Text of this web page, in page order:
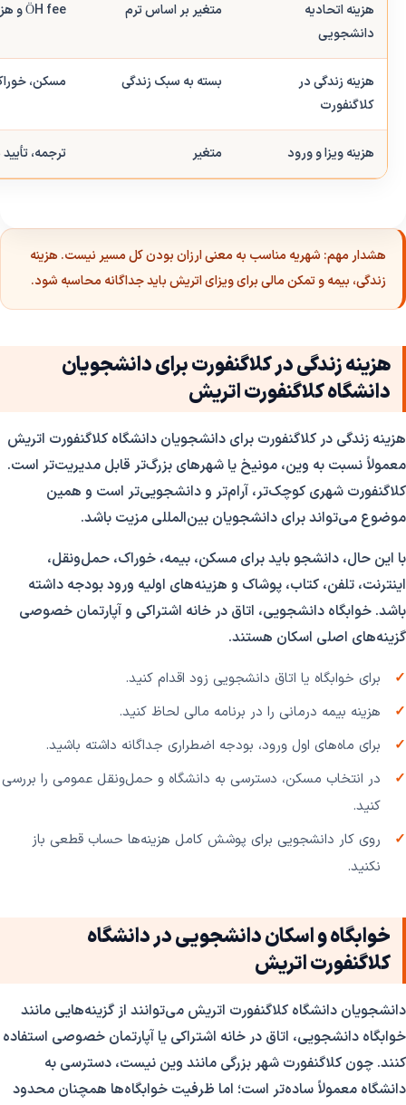
هزینه اتحادیه
دانشجویی
متغیر بر اساس ترم ÖH fee و هزینه‌های مرتبط دانشجویی
هزینه زندگی در
کلاگنفورت
بسته به سبک زندگی مسکن،
هزینه ویزا و ورود متغیر ترجمه،
هشدار مهم: شهریه مناسب به معنی ارزان بودن کل مسیر نیست. هزینه
زندگی، بیمه و تمکن مالی برای ویزای اتریش باید جداگانه محاسبه شود.
هزینه زندگی در کلاگنفورت برای دانشجویان
دانشگاه کلاگنفورت اتریش
هزینه زندگی در کلاگنفورت برای دانشجویان دانشگاه کلاگنفورت اتریش
معمولاً نسبت به وین، مونیخ یا شهرهای بزرگ‌تر قابل مدیریت‌تر است.
کلاگنفورت شهری کوچک‌تر، آرام‌تر و دانشجویی‌تر است و همین
موضوع می‌تواند برای دانشجویان بین‌المللی مزیت باشد.
با این حال، دانشجو باید برای مسکن، بیمه، خوراک، حمل‌ونقل،
اینترنت، تلفن، کتاب، پوشاک و هزینه‌های اولیه ورود بودجه داشته
باشد. خوابگاه دانشجویی، اتاق در خانه اشتراکی و آپارتمان خصوصی
گزینه‌های اصلی اسکان هستند.
برای خوابگاه یا اتاق دانشجویی زود اقدام کنید.
هزینه بیمه درمانی را در برنامه مالی لحاظ کنید.
برای ماه‌های اول ورود، بودجه اضطراری جداگانه داشته باشید.
در انتخاب مسکن، دسترسی به دانشگاه و حمل‌ونقل عمومی را بررسی
کنید.
روی کار دانشجویی برای پوشش کامل هزینه‌ها حساب قطعی باز
نکنید.
خوابگاه و اسکان دانشجویی در دانشگاه
کلاگنفورت اتریش
دانشجویان دانشگاه کلاگنفورت اتریش می‌توانند از گزینه‌هایی مانند
خوابگاه دانشجویی، اتاق در خانه اشتراکی یا آپارتمان خصوصی استفاده
کنند. چون کلاگنفورت شهر بزرگی مانند وین نیست، دسترسی به
دانشگاه معمولاً ساده‌تر است؛ اما ظرفیت خوابگاه‌ها همچنان محدود